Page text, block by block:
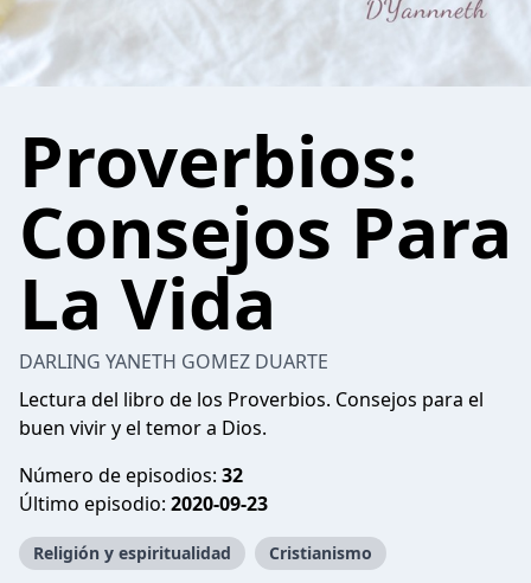
Proverbios:
Consejos Para
La Vida
DARLING YANETH GOMEZ DUARTE
Lectura del libro de los Proverbios. Consejos para el
buen vivir y el temor a Dios.
Número de episodios: 32
Último episodio: 2020-09-23
Religión y espiritualidad Cristianismo